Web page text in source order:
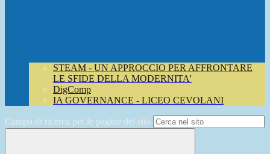
STEAM - UN APPROCCIO PER AFFRONTARE
LE SFIDE DELLA MODERNITA'
DigComp
IA GOVERNANCE - LICEO CEVOLANI
Campo di ricerca per le pagine del sito